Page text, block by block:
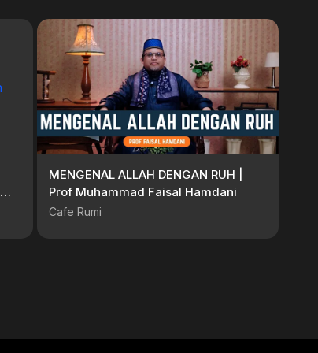
MENGENAL ALLAH DENGAN RUH |
Prof Muhammad Faisal Hamdani
Cafe Rumi